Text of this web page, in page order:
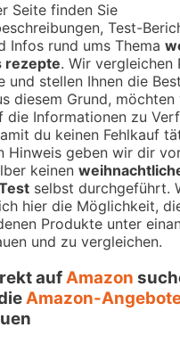
Seite finden Sie
Test-
Infos rund ums Thema
rezepte. Wir vergleichen
und stellen Ihnen die
diesem Grund,
die Informationen zu
du keinen Fehlkauf
Hinweis geben wir dir
keinen
selbst durchgeführt.
hier die Möglichkeit,
Produkte unter
und zu vergleichen.
aufAmazon
Amazon-